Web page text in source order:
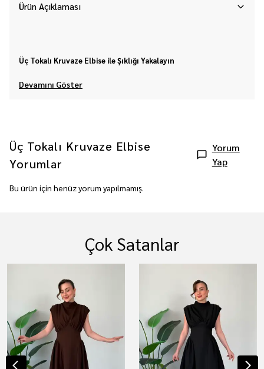
Ürün Açıklaması
Üç Tokalı Kruvaze Elbise ile Şıklığı Yakalayın
Devamını Göster
Üç Tokalı Kruvaze Elbise
Yorumlar
Yorum
Yap
Bu ürün için henüz yorum yapılmamış.
Çok Satanlar